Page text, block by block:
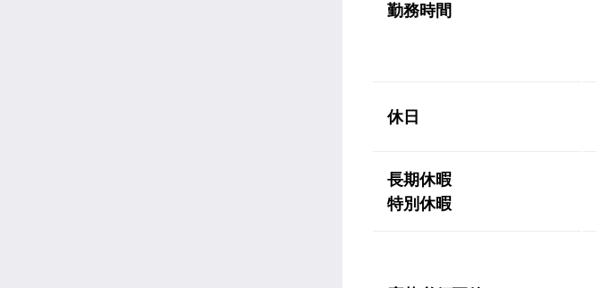
勤務時間
休日
長期休暇
特別休暇